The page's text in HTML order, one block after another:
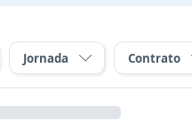
Jornada Contrato